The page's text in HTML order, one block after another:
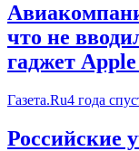
что не
гаджет
Газета.Ru4 года
Российские